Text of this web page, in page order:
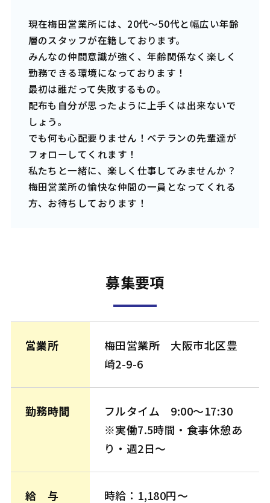
現在梅田営業所には、20代～50代と幅広い年齢
層のスタッフが在籍しております。
みんなの仲間意識が強く、年齢関係なく楽しく
勤務できる環境になっております！
最初は誰だって失敗するもの。
配布も自分が思ったように上手くは出来ないで
しょう。
でも何も心配要りません！ベテランの先輩達が
フォローしてくれます！
私たちと一緒に、楽しく仕事してみませんか？
梅田営業所の愉快な仲間の一員となってくれる
方、お待ちしております！
募集要項
営業所
梅田営業所 大阪市北区豊
崎2-9-6
勤務時間
フルタイム 9:00〜17:30
※実働7.5時間・食事休憩あ
り・週2日〜
給 与
時給：1,180円～